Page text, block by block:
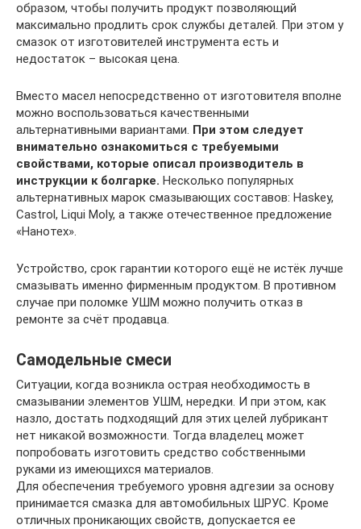
образом, чтобы получить продукт позволяющий
максимально продлить срок службы деталей. При этом у
смазок от изготовителей инструмента есть и
недостаток – высокая цена.
Вместо масел непосредственно от изготовителя вполне
можно воспользоваться качественными
альтернативными вариантами. При этом следует
внимательно ознакомиться с требуемыми
свойствами, которые описал производитель в
инструкции к болгарке. Несколько популярных
альтернативных марок смазывающих составов: Haskey,
Castrol, Liqui Moly, а также отечественное предложение
«Нанотех».
Устройство, срок гарантии которого ещё не истёк лучше
смазывать именно фирменным продуктом. В противном
случае при поломке УШМ можно получить отказ в
ремонте за счёт продавца.
Самодельные смеси
Ситуации, когда возникла острая необходимость в
смазывании элементов УШМ, нередки. И при этом, как
назло, достать подходящий для этих целей лубрикант
нет никакой возможности. Тогда владелец может
попробовать изготовить средство собственными
руками из имеющихся материалов.
Для обеспечения требуемого уровня адгезии за основу
принимается смазка для автомобильных ШРУС. Кроме
отличных проникающих свойств, допускается ее